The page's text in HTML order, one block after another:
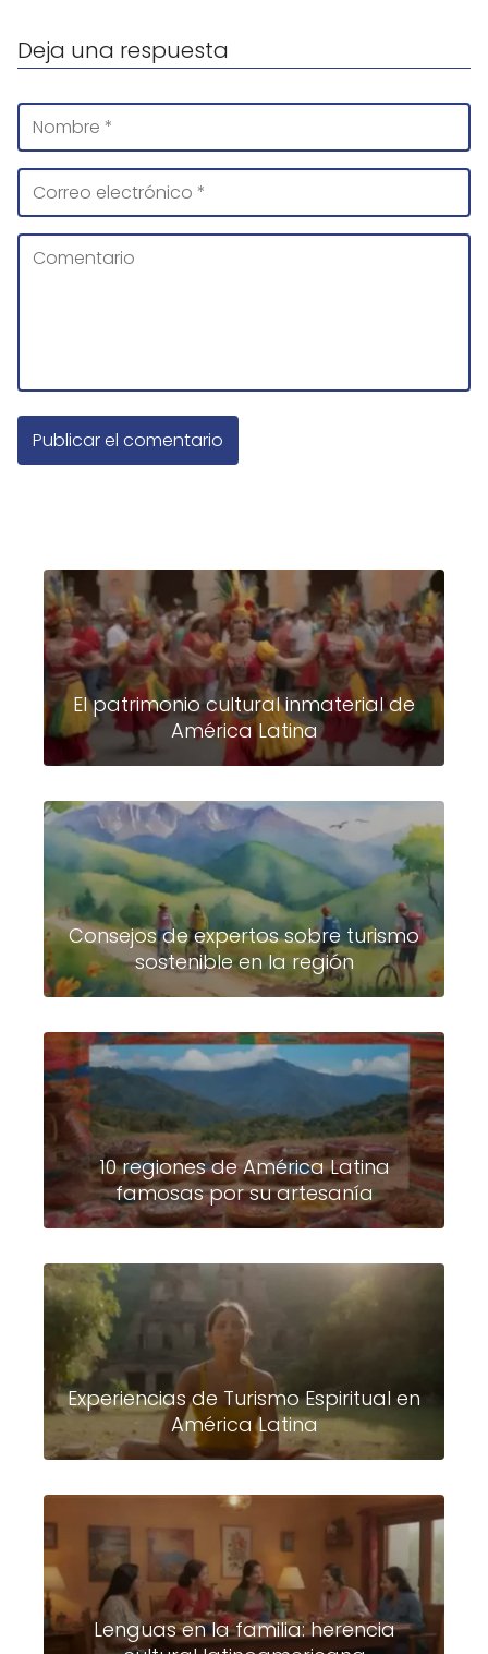
Deja una respuesta
El patrimonio cultural inmaterial de
América Latina
Consejos de expertos sobre turismo
sostenible en la región
10 regiones de América Latina
famosas por su artesanía
Experiencias de Turismo Espiritual en
América Latina
Lenguas en la familia: herencia